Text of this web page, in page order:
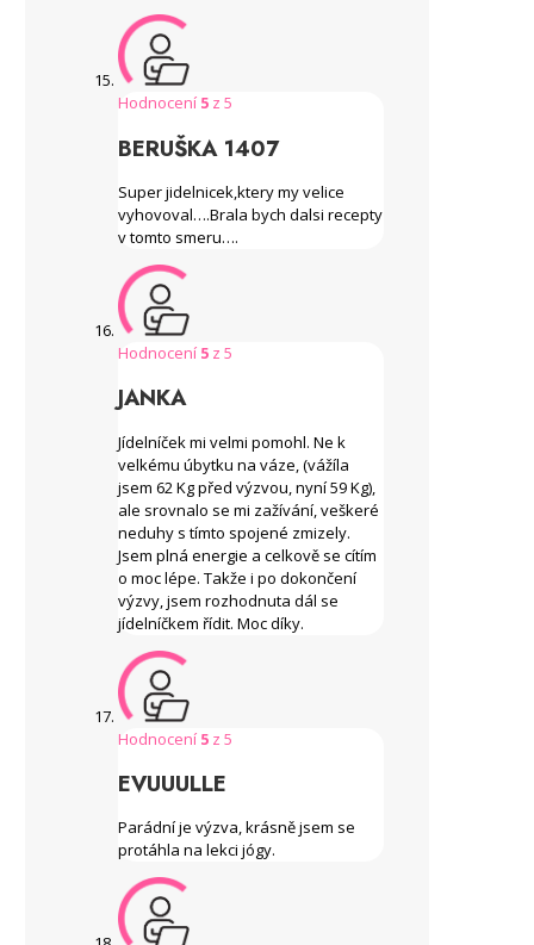
Hodnocení 5 z 5
BERUŠKA 1407
Super jidelnicek,ktery my velice
vyhovoval….Brala bych dalsi recepty
v tomto smeru….
Hodnocení 5 z 5
JANKA
Jídelníček mi velmi pomohl. Ne k
velkému úbytku na váze, (vážíla
jsem 62 Kg před výzvou, nyní 59 Kg),
ale srovnalo se mi zažívání, veškeré
neduhy s tímto spojené zmizely.
Jsem plná energie a celkově se cítím
o moc lépe. Takže i po dokončení
výzvy, jsem rozhodnuta dál se
jídelníčkem řídit. Moc díky.
Hodnocení 5 z 5
EVUUULLE
Parádní je výzva, krásně jsem se
protáhla na lekci jógy.